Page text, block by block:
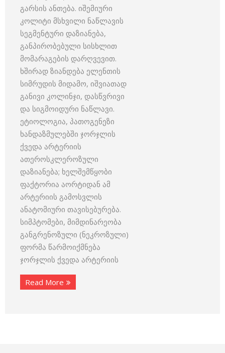
გარსის ანთება. იშემიური
კოლიტი მსხვილი ნაწლავის
სეგმენტური დაზიანება,
განპირობებული სისხლით
მომარაგების დარღვევით.
ხშირად ზიანდება ელენთის
სიმრუდის მიდამო, იშვიათად
განივი კოლინჯი, დასწვრივი
და სიგმოიდური ნაწლავი.
ეტიოლოგია, პათოგენეზი
ხანდაზმულებში ჯორჯლის
ქვედა არტერიის
ათეროსკლეროზული
დაზიანება; ხელშემწყობი
ფაქტორია აორტიდან ამ
არტერიის გამოსვლის
ანატომიური თავისებურება.
სიმპტომები, მიმდინარეობა
განგრენოზული (ნეკროზული)
ფორმა წარმოიქმნება
ჯორჯლის ქვედა არტერიის
Read More